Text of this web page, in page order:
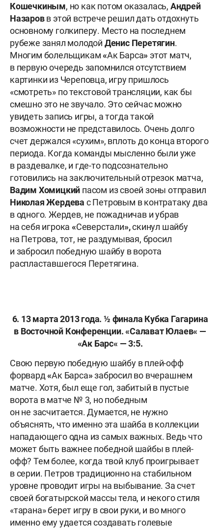
Кошечкиным, но как потом оказалась, Андрей
Назаровв этой встрече решил дать отдохнуть
основному голкиперу. Место на последнем
рубеже занял молодой Денис Перетягин.
Многим болельщикам«Ак Барса» этот матч,
в первую очередь запомнился отсутствием
картинки из Череповца, игру пришлось
«смотреть» по текстовой трансляции, как бы
смешно это не звучало. Это сейчас можно
увидеть запись игры, а тогда такой
возможности не представилось. Очень долго
счет держался «сухим», вплоть до конца второго
периода. Когда команды мысленно были уже
в раздевалке, и где-то подсознательно
готовились на заключительный отрезок матча,
Вадим Хомицкий пасом из своей зоны отправил
Николая Жердева с Петровым в контратаку два
в одного. Жердев, не пожадничав и убрав
на себя игрока «Северстали»,скинул шайбу
на Петрова, тот, не раздумывая, бросил
и забросил победную шайбу в ворота
распластавшегося Перетягина.
6. 13 марта 2013 года. ½ финала Кубка Гагарина
в Восточной Конференции.«Салават Юлаев« —
«Ак Барс« — 3:5.
Свою первую победную шайбу в плей-офф
форвард«Ак Барса»забросил во вчерашнем
матче. Хотя, был еще гол, забитый в пустые
ворота в матче № 3, но победным
он не засчитается. Думается, не нужно
объяснять, что именно эта шайба в коллекции
нападающего одна из самых важных. Ведь что
может быть важнее победной шайбы в плей-
офф? Тем более, когда твой клуб проигрывает
в серии. Петров традиционно на стабильном
уровне проводит игры на выбывание. За счет
своей богатырской массы тела, и некого стиля
«тарана» берет игру в свои руки, и во много
именно ему удается создавать голевые